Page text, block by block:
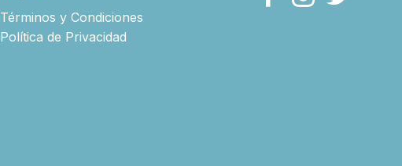
Términos y Condiciones
Política de Privacidad